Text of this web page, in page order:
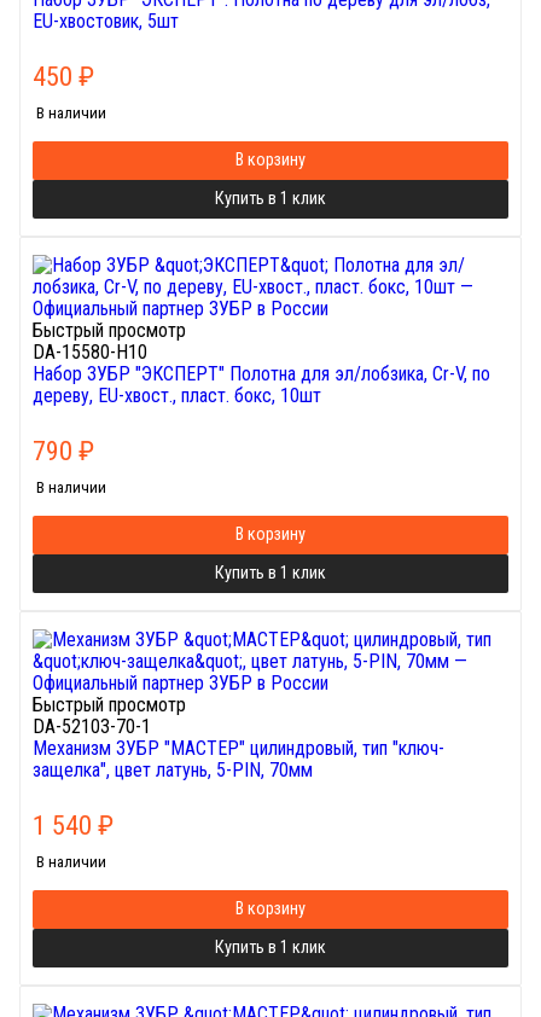
EU-хвостовик, 5шт
450 ₽
В наличии
В корзину
Купить в 1 клик
Быстрый просмотр
DA-15580-H10
Набор ЗУБР "ЭКСПЕРТ" Полотна для эл/лобзика, Cr-V, по
дереву, EU-хвост., пласт. бокс, 10шт
790 ₽
В наличии
В корзину
Купить в 1 клик
Быстрый просмотр
DA-52103-70-1
Механизм ЗУБР "МАСТЕР" цилиндровый, тип "ключ-
защелка", цвет латунь, 5-PIN, 70мм
1 540 ₽
В наличии
В корзину
Купить в 1 клик